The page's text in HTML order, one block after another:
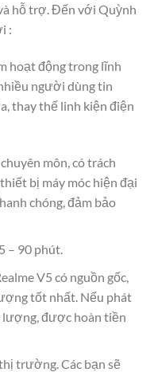
hỗ trợ. Đến với Quỳnh
:
hoạt động trong lĩnh
người dùng tin
thay thế linh kiện điện
môn, có trách
bị máy móc hiện đại
chóng, đảm bảo
– 90 phút.
V5 có nguồn gốc,
tốt nhất. Nếu phát
lượng, được hoàn tiền
trường. Các bạn sẽ